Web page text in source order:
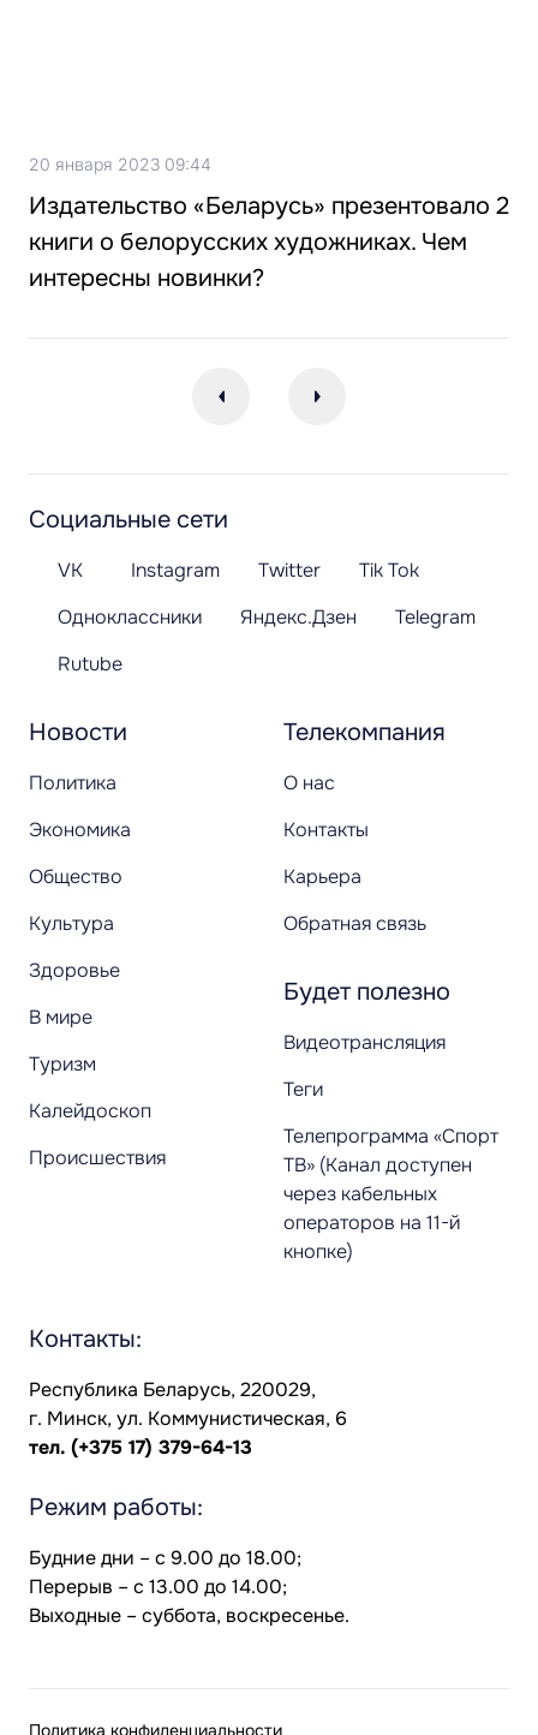
20 января 2023 09:44
Издательство «Беларусь» презентовало 2
книги о белорусских художниках. Чем
интересны новинки?
Новости
Политика
Экономика
Общество
Культура
Здоровье
В мире
Туризм
Калейдоскоп
Происшествия
Телекомпания
О нас
Контакты
Карьера
Обратная связь
Будет полезно
Видеотрансляция
Теги
Телепрограмма «Спорт
ТВ» (Канал доступен
через кабельных
операторов на 11-й
кнопке)
Социальные сети
VK Instagram Twitter
Tik Tok
Одноклассники
Яндекс.Дзен
Telegram
Rutube
Контакты:
Республика Беларусь, 220029,
г. Минск, ул. Коммунистическая, 6
тел. (+375 17) 379-64-13
Режим работы:
Будние дни – с 9.00 до 18.00;
Перерыв – с 13.00 до 14.00;
Выходные – суббота, воскресенье.
Политика конфиденциальности